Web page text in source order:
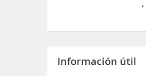
Información útil